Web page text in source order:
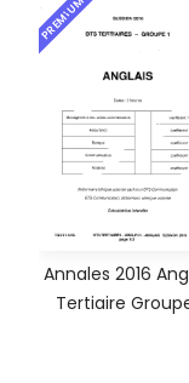
PREMIUM
Annales 2016
Tertiaire